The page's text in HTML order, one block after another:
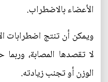
الأعضاء بالاضطراب.
ويمكن أن تنتج اضطرابات
لا تقصدها المصابة،
الوزن أو تجنب زيادته.